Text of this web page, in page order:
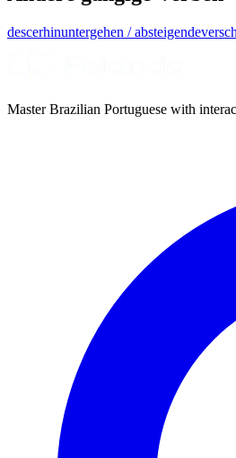
descerhinuntergehen / absteigendever
Master Brazilian Portuguese with